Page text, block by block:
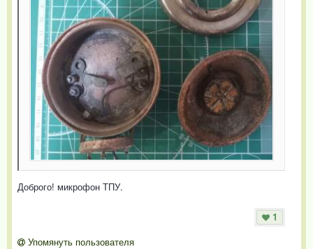
Доброго! микрофон ТПУ.
1
Упомянуть пользователя